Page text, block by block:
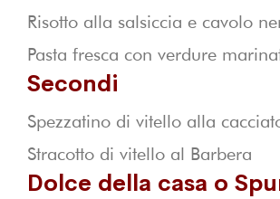
Risotto alla salsiccia e cavolo
Pasta fresca con verdure
Secondi
Spezzatino di vitello alla
Stracotto di vitello al Barbera
Dolce della casa o